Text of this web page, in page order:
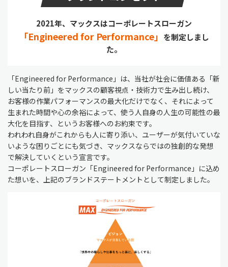
2021年、マックスはコーポレートスローガン
「Engineered for Performance」 を制定しまし
た。
「Engineered for Performance」は、当社が社会に価値ある「新
しい当たり前」をマックスの顧客視点・技術力で生み出し続け、
お客様の作業パフォーマンスの最大化だけでなく、それによって
生まれた時間や心の余裕によって、使う人自身の人生の可能性の最
大化を目指す、というお客様へのお約束です。
われわれ自身がこれからも人に寄り添い、ユーザーが気付いていな
いような困りごとにも気づき、マックスならではの独創的な発想
で解決していくという宣言です。
コーポレートスローガン「Engineered for Performance」に込め
た想いを、上記のブランドステートメントとして制定しました。